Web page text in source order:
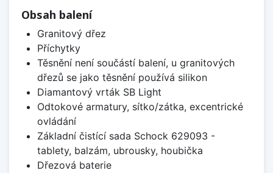
Obsah balení
Granitový dřez
Příchytky
Těsnění není součástí balení, u granitových
dřezů se jako těsnění používá silikon
Diamantový vrták SB Light
Odtokové armatury, sítko/zátka, excentrické
ovládání
Základní čistící sada Schock 629093 -
tablety, balzám, ubrousky, houbička
Dřezová baterie